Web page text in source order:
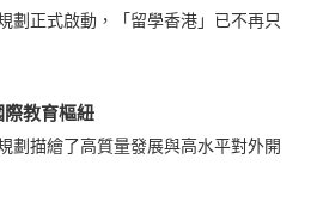
劃正式啟動，「留學香港」已不再只
教育樞紐
劃描繪了高質量發展與高水平對外開